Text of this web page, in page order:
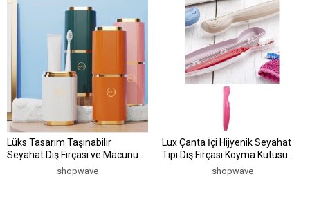
Lüks Tasarım Taşınabilir
Seyahat Diş Fırçası ve Macunu
Saklama Kabı (5047)
shopwave
Lux Çanta İçi Hijyenik Seyahat
Tipi Diş Fırçası Koyma Kutusu
shopwave